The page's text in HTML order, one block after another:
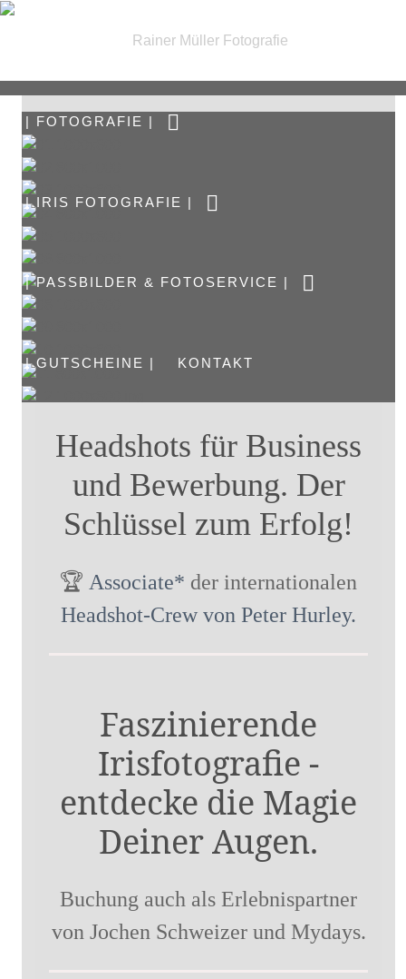
| FOTOGRAFIE |
| IRIS FOTOGRAFIE |
| PASSBILDER & FOTOSERVICE |
| GUTSCHEINE | KONTAKT
Headshots für Business
und Bewerbung. Der
Schlüssel zum Erfolg!
🏆 Associate* der internationalen
Headshot-Crew von Peter Hurley.
Faszinierende
Irisfotografie -
entdecke die Magie
Deiner Augen.
Buchung auch als Erlebnispartner
von Jochen Schweizer und Mydays.